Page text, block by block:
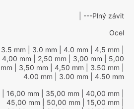
| ---Plný závit
Ocel
| 3.5 mm | 3.0 mm | 4.0 mm | 4,5 mm
4,00 mm | 2,50 mm | 3,00 mm | 5,00
mm | 3,50 mm | 4,50 mm | 3.50 mm
4.00 mm | 3.00 mm | 4.50 mm
| 16,00 mm | 35,00 mm | 40,00 mm
45,00 mm | 50,00 mm | 15,00 mm